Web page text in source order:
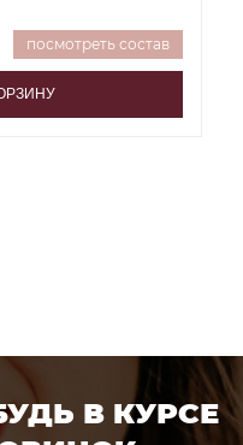
посмотреть состав
В КУРСЕ